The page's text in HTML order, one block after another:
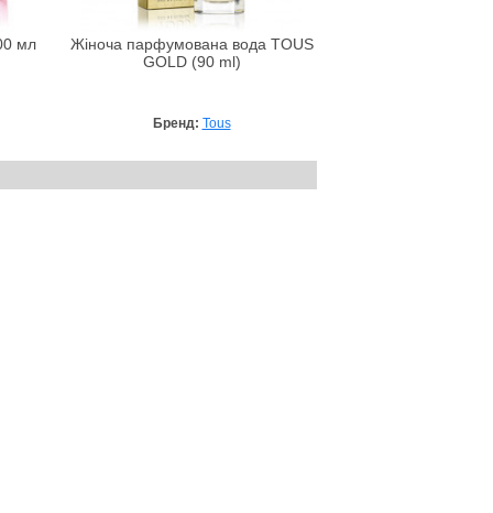
мл
Жіноча парфумована вода TOUS
GOLD (90 ml)
Бренд: Tous